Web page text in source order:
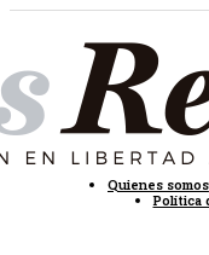
Quienes somos
Política